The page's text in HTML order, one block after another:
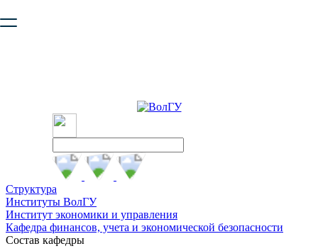
безопасную работу с сайтом. Пожалуйста
Структура
Институты ВолГУ
Институт экономики и управления
Кафедра финансов, учета и экономической безопасности
Состав кафедры